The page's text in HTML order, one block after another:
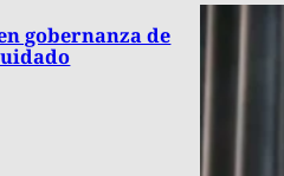
gobernanza de